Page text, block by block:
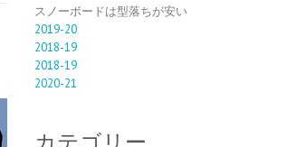
スノーボードは型落ちが安い
2019-20
2018-19
2018-19
2020-21
カテゴリー